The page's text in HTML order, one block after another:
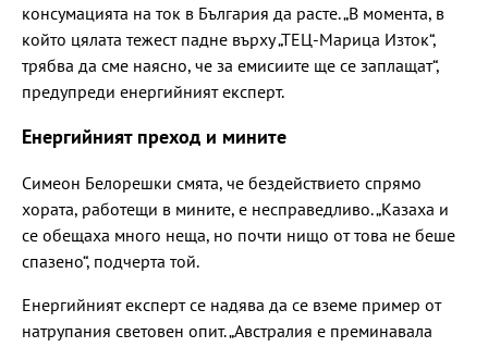
консумацията на ток в България да расте. „В момента, в
който цялата тежест падне върху „ТЕЦ-Марица Изток“,
трябва да сме наясно, че за емисиите ще се заплащат“,
предупреди енергийният експерт.
Енергийният преход и мините
Симеон Белорешки смята, че бездействието спрямо
хората, работещи в мините, е несправедливо. „Казаха и
се обещаха много неща, но почти нищо от това не беше
спазено“, подчерта той.
Енергийният експерт се надява да се вземе пример от
натрупания световен опит. „Австралия е преминавала